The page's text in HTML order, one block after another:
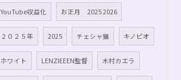
YouTube収益化 お正月 2025 2026
２０２５年 2025 チェシャ猫 キノピオ
ホワイト LENZIEEEN監督 木村カエラ